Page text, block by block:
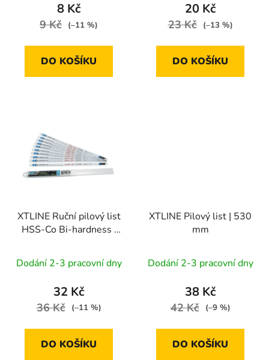
8 Kč
9 Kč (–11 %)
DO KOŠÍKU
20 Kč
23 Kč (–13 %)
DO KOŠÍKU
XTLINE Ruční pilový list
HSS-Co Bi-hardness |
(1bal/10ks)
Dodání 2-3 pracovní dny
32 Kč
36 Kč (–11 %)
DO KOŠÍKU
XTLINE Pilový list | 530
mm
Dodání 2-3 pracovní dny
38 Kč
42 Kč (–9 %)
DO KOŠÍKU